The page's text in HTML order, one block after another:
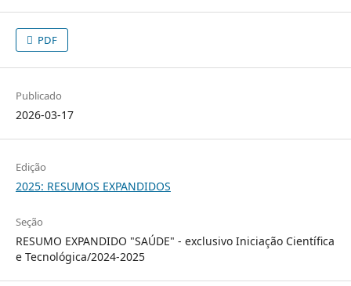
PDF
Publicado
2026-03-17
Edição
2025: RESUMOS EXPANDIDOS
Seção
RESUMO EXPANDIDO "SAÚDE" - exclusivo Iniciação Científica
e Tecnológica/2024-2025